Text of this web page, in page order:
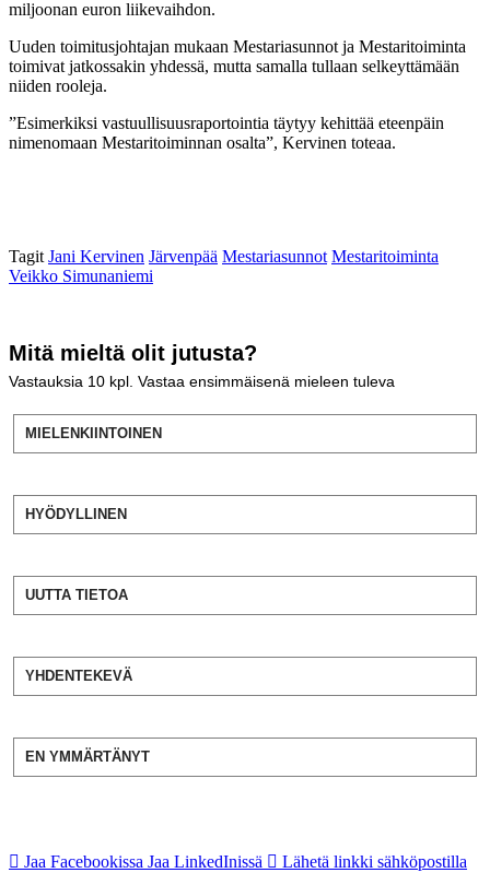
miljoonan euron liikevaihdon.
Uuden toimitusjohtajan mukaan Mestariasunnot ja Mestaritoiminta
toimivat jatkossakin yhdessä, mutta samalla tullaan selkeyttämään
niiden rooleja.
”Esimerkiksi vastuullisuusraportointia täytyy kehittää eteenpäin
nimenomaan Mestaritoiminnan osalta”, Kervinen toteaa.
Tagit Jani Kervinen Järvenpää Mestariasunnot Mestaritoiminta
Veikko Simunaniemi
Mitä mieltä olit jutusta?
Vastauksia 10 kpl. Vastaa ensimmäisenä mieleen tuleva
MIELENKIINTOINEN
HYÖDYLLINEN
UUTTA TIETOA
YHDENTEKEVÄ
EN YMMÄRTÄNYT
Jaa Facebookissa Jaa LinkedInissä Lähetä linkki sähköpostilla